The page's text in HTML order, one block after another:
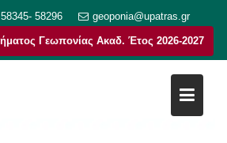
58296 geoponia@upatras.gr
Γεωπονίας Ακαδ. Έτος 2026-2027